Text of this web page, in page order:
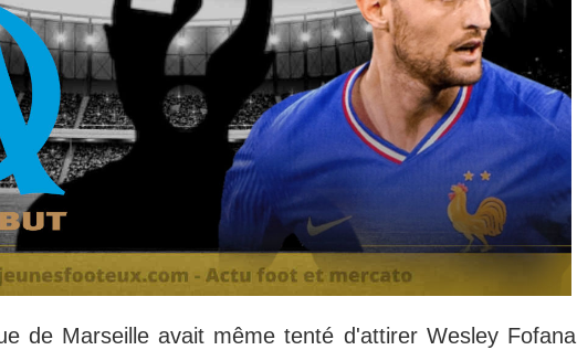
de Marseille avait même tenté d'attirer Wesley Fofana